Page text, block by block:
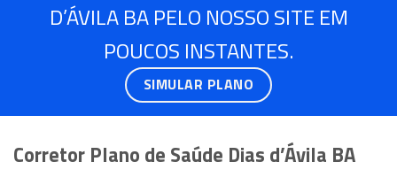
D’ÁVILA BA PELO NOSSO SITE EM
POUCOS INSTANTES.
SIMULAR PLANO
Corretor Plano de Saúde Dias d’Ávila BA